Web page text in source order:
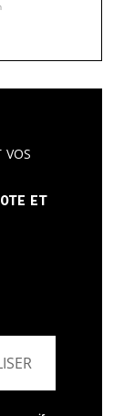
et